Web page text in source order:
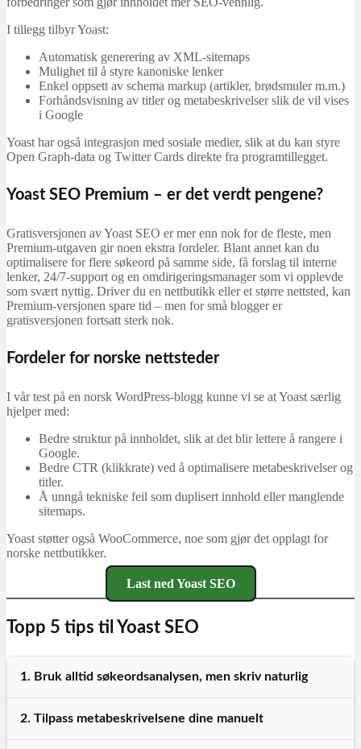
I tillegg tilbyr Yoast:
Automatisk generering av XML-sitemaps
Mulighet til å styre kanoniske lenker
Enkel oppsett av schema markup (artikler, brødsmuler m.m.)
Forhåndsvisning av titler og metabeskrivelser slik de vil vises
i Google
Yoast har også integrasjon med sosiale medier, slik at du kan styre
Open Graph-data og Twitter Cards direkte fra programtillegget.
Yoast SEO Premium – er det verdt pengene?
Gratisversjonen av Yoast SEO er mer enn nok for de fleste, men
Premium-utgaven gir noen ekstra fordeler. Blant annet kan du
optimalisere for flere søkeord på samme side, få forslag til interne
lenker, 24/7-support og en omdirigeringsmanager som vi opplevde
som svært nyttig. Driver du en nettbutikk eller et større nettsted, kan
Premium-versjonen spare tid – men for små blogger er
gratisversjonen fortsatt sterk nok.
Fordeler for norske nettsteder
I vår test på en norsk WordPress-blogg kunne vi se at Yoast særlig
hjelper med:
Bedre struktur på innholdet, slik at det blir lettere å rangere i
Google.
Bedre CTR (klikkrate) ved å optimalisere metabeskrivelser og
titler.
Å unngå tekniske feil som duplisert innhold eller manglende
sitemaps.
Yoast støtter også WooCommerce, noe som gjør det opplagt for
norske nettbutikker.
Last ned Yoast SEO
Topp 5 tips til Yoast SEO
1. Bruk alltid søkeordsanalysen, men skriv naturlig
2. Tilpass metabeskrivelsene dine manuelt